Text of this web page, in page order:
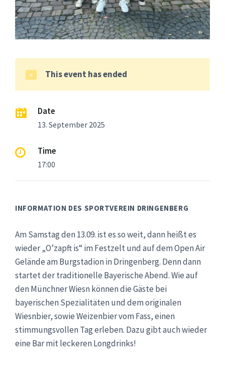
This event has ended
Date
13. September 2025
Time
17:00
INFORMATION DES SPORTVEREIN DRINGENBERG
Am Samstag den 13.09. ist es so weit, dann heißt es
wieder „O’zapft is“ im Festzelt und auf dem Open Air
Gelände am Burgstadion in Dringenberg. Denn dann
startet der traditionelle Bayerische Abend. Wie auf
den Münchner Wiesn können die Gäste bei
bayerischen Spezialitäten und dem originalen
Wiesnbier, sowie Weizenbier vom Fass, einen
stimmungsvollen Tag erleben. Dazu gibt auch wieder
eine Bar mit leckeren Longdrinks!